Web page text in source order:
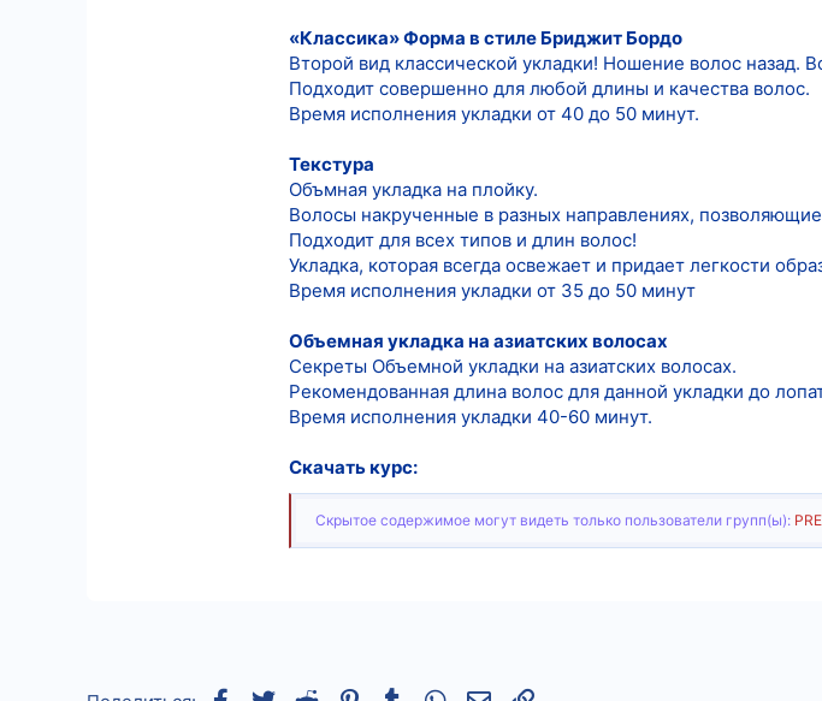
«Классика» Форма в стиле Бриджит Бордо
Второй вид классической укладки! Ношение волос назад.
Подходит совершенно для любой длины и качества волос.
Время исполнения укладки от 40 до 50 минут.
Текстура
Объмная укладка на плойку.
Волосы накрученные в разных направлениях,
Подходит для всех типов и длин волос!
Укладка, которая всегда освежает и придает легкости
Время исполнения укладки от 35 до 50 минут
Объемная укладка на азиатских волосах
Секреты Объемной укладки на азиатских волосах.
Рекомендованная длина волос для данной укладки до
Время исполнения укладки 40-60 минут.
Скачать курс:
Скрытое содержимое могут видеть только пользователи групп(ы):